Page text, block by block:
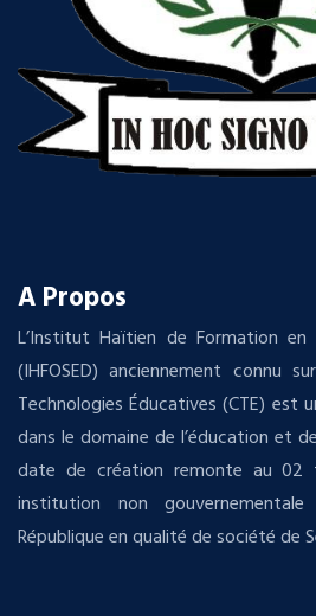
A Propos
L’Institut Haïtien de Formation en
(IHFOSED) anciennement connu
Technologies Éducatives (CTE) est
dans le domaine de l’éducation et
date de création remonte au 02
institution non
République en qualité de société de